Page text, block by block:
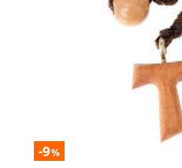
-9%